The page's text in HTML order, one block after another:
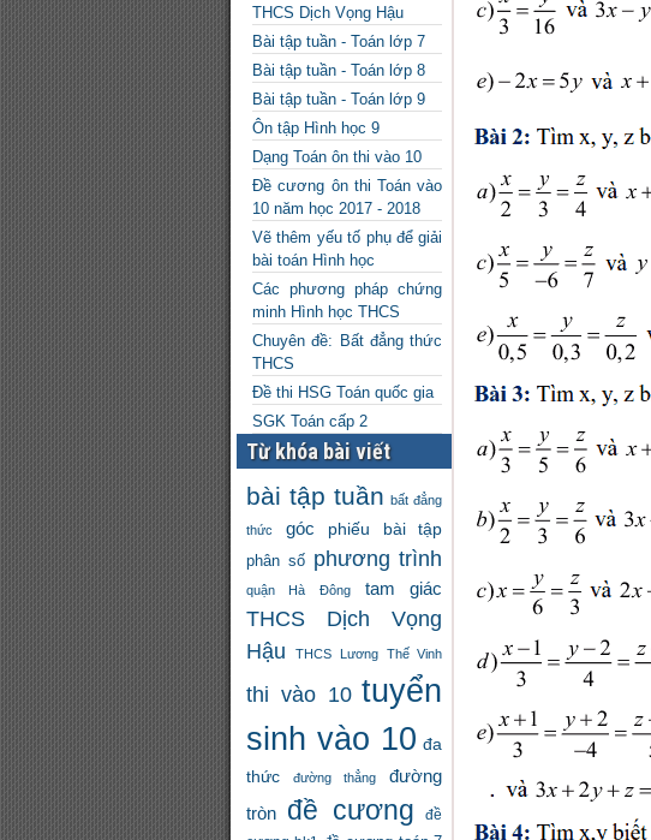
THCS Dịch Vọng Hậu
Bài tập tuần - Toán lớp 7
Bài tập tuần - Toán lớp 8
Bài tập tuần - Toán lớp 9
Ôn tập Hình học 9
Dạng Toán ôn thi vào 10
Đề cương ôn thi Toán vào
10 năm học 2017 - 2018
Vẽ thêm yếu tố phụ để giải
bài toán Hình học
Các phương pháp chứng
minh Hình học THCS
Chuyên đề: Bất đẳng thức
THCS
Đề thi HSG Toán quốc gia
SGK Toán cấp 2
Từ khóa bài viết
bài tập tuần bất đẳng
thức góc phiếu bài tập
phân số phương trình
quận Hà Đông tam giác
THCS Dịch Vọng
Hậu
THCS Lương Thế Vinh
thi vào 10 tuyển
sinh vào 10 đa
thức
đường thẳng
đường
tròn đề cương
đề